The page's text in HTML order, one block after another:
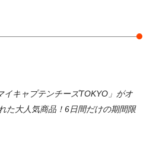
キャプテンチーズTOKYO」がオ
た大人気商品！6日間だけの期間限